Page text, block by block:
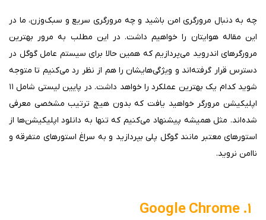
چه به دنبال مرورگری امن باشید و چه مرورگری سریع و سبک‌وزن، ما در
این مقاله هوایتان را خواهیم داشت. در این مطلب به مرور بهترین
مرورگرهای اندروید می‌پردازیم که همین حالا برای سیستم عامل گوگل در
دسترس قرار گرفته‌اند و ویژگی‌هایشان را هم از نظر رد می‌کنیم تا متوجه
شوید کدام یک بهترین عملکرد را خواهد داشت. در پایین لیستی شامل ۱۱
اپلیکیشن مرورگر خواهید یافت که بدون هیچ ترتیب مشخصی معرفی
شده‌اند. مثل همیشه پیشنهاد می‌کنیم که تنها به دانلود اپلیکیشن‌ها از
استورهای معتبر مانند گوگل پلی بپردازید و به سراغ استورهای متفرقه و
ناامن نروید.
۱. Google Chrome